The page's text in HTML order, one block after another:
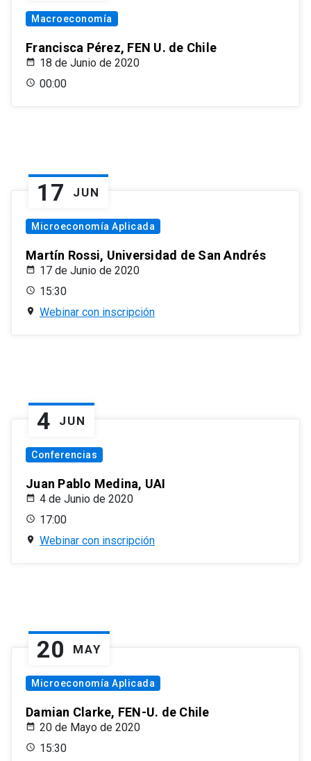
Macroeconomía
Francisca Pérez, FEN U. de Chile
18 de Junio de 2020
00:00
17 JUN
Microeconomía Aplicada
Martín Rossi, Universidad de San Andrés
17 de Junio de 2020
15:30
Webinar con inscripción
4 JUN
Conferencias
Juan Pablo Medina, UAI
4 de Junio de 2020
17:00
Webinar con inscripción
20 MAY
Microeconomía Aplicada
Damian Clarke, FEN-U. de Chile
20 de Mayo de 2020
15:30